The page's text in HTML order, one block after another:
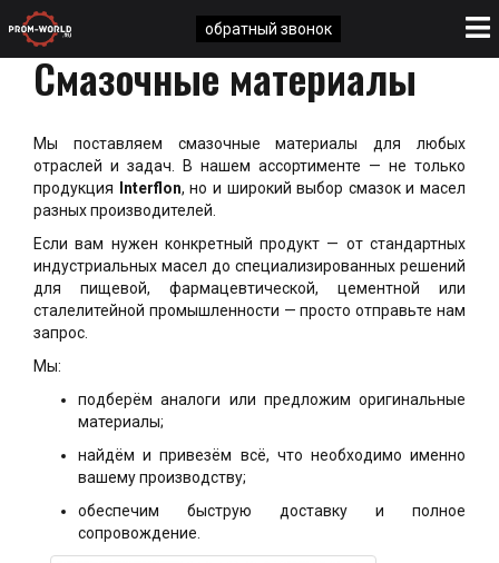
Смазочные материалы
Мы поставляем смазочные материалы для любых
отраслей и задач. В нашем ассортименте — не только
продукция
Interflon, но и широкий выбор смазок и масел
разных производителей.
Если вам нужен конкретный продукт — от стандартных
индустриальных масел до специализированных решений
для пищевой, фармацевтической, цементной или
сталелитейной промышленности — просто отправьте нам
запрос.
Мы:
подберём аналоги или предложим оригинальные
материалы;
найдём и привезём всё, что необходимо именно
вашему производству;
обеспечим быструю доставку и полное
сопровождение.
обратный звонок